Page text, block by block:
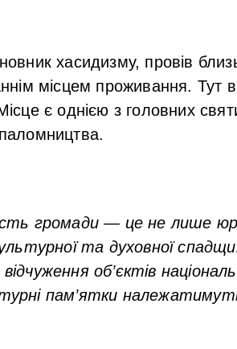
хасидизму, провів
місцем проживання. Тут
є однією з головних
громади — це не лише
та духовної
об’єктів
пам’ятки